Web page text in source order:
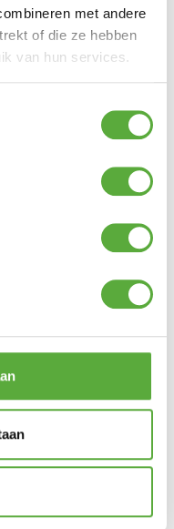
met andere
of die ze hebben
van hun services.
– Panama Safier Blauw
200x75xH60cm
bekeken.